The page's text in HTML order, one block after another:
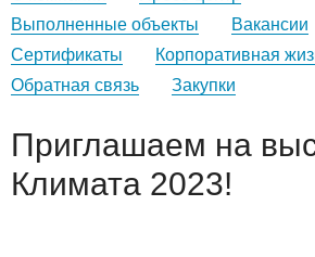
Выполненные объекты
Вакансии
Сертификаты
Корпоративная
Обратная связь
Закупки
Приглашаем на
Климата 2023!